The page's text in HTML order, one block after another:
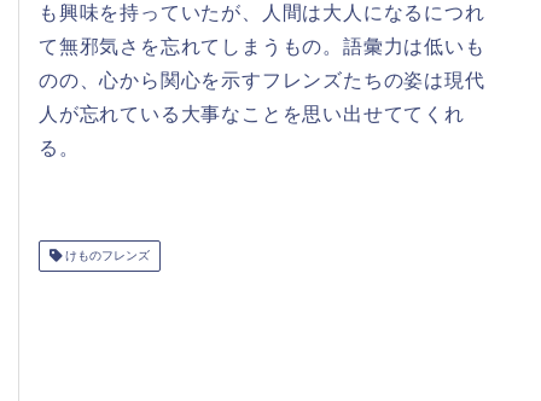
も興味を持っていたが、人間は大人になるにつれ
て無邪気さを忘れてしまうもの。語彙力は低いも
のの、心から関心を示すフレンズたちの姿は現代
人が忘れている大事なことを思い出せててくれ
る。
けものフレンズ